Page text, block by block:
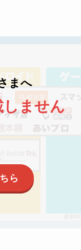
まへ
ません
ら